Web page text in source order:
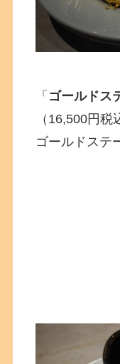
「 ゴールドス
（16,500円
ゴールドステ